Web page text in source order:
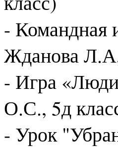
- Командная
Жданова
- Игра
О.С., 5д
- Урок